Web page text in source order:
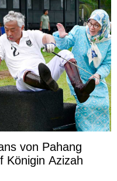
von Pahang
Königin Azizah